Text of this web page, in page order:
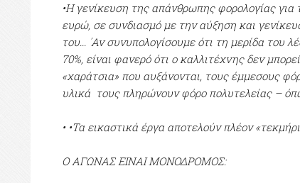
•Η γενίκευση της απάνθρωπης φορολογίας
ευρώ, σε συνδιασμό με την αύξηση και
του... ΄Αν συνυπολογίσουμε ότι τη μερίδα του
70%, είναι φανερό ότι ο καλλιτέχνης δεν
«χαράτσια» που αυξάνονται, τους έμμεσους
υλικά τους πληρώνουν φόρο πολυτελείας –
• •Τα εικαστικά έργα αποτελούν πλέον
Ο ΑΓΩΝΑΣ ΕΙΝΑΙ ΜΟΝΟΔΡΟΜΟΣ: